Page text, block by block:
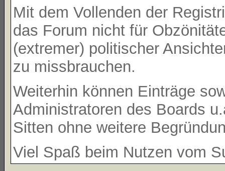
Mit dem Vollenden der
das Forum nicht für
(extremer) politischer
zu missbrauchen.
Weiterhin können Einträge
Administratoren des Boards
Sitten ohne weitere
Viel Spaß beim Nutzen vom